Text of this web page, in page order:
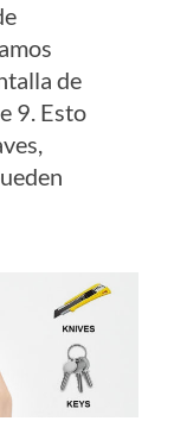
de
9. Esto